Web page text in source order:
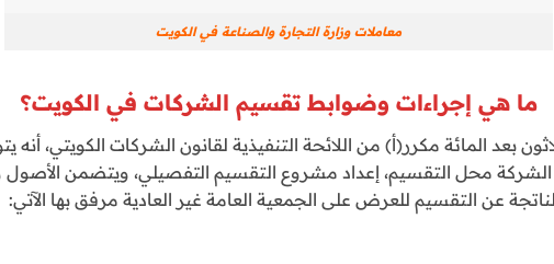
معاملات وزارة التجارة والصناعة في الكويت
ما هي إجراءات وضوابط تقسيم الشركات في الكويت؟
بعد المائة مكرر(أ) من اللائحة التنفيذية لقانون الشركات الكويتي، أنه
محل التقسيم، إعداد مشروع التقسيم التفصيلي، ويتضمن
عن التقسيم للعرض على الجمعية العامة غير العادية مرفق بها الآتي: